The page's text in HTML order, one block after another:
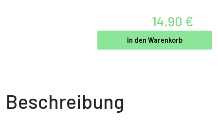
14,90 €
In den Warenkorb
Beschreibung